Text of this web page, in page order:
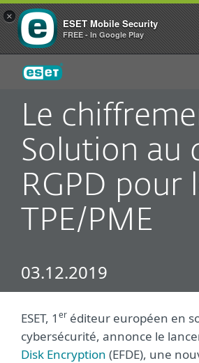
Le
Solution au
RGPD pour
TPE/PME
03.12.2019
ESET, 1 er éditeur européen en
cybersécurité, annonce le
Disk Encryption (EFDE), une
ESET
×
ESET Mobile Security
FREE - In Google Play